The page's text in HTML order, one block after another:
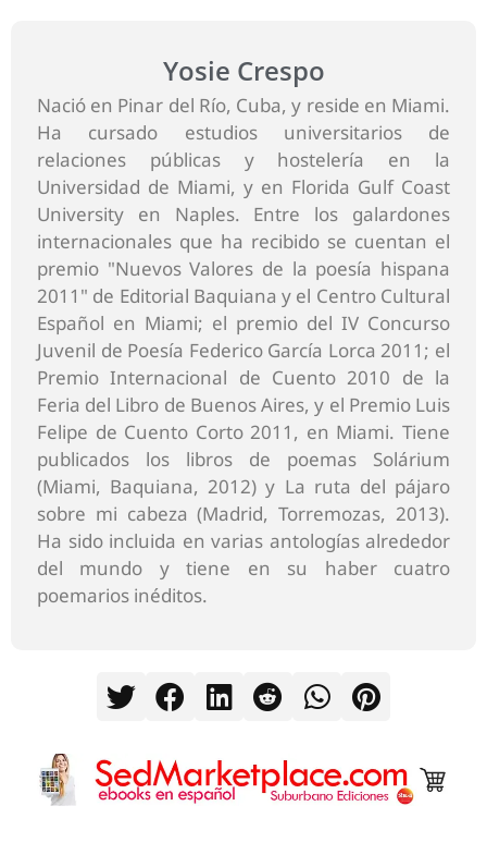
Yosie Crespo
Nació en Pinar del Río, Cuba, y reside en Miami.
Ha cursado estudios universitarios de
relaciones públicas y hostelería en la
Universidad de Miami, y en Florida Gulf Coast
University en Naples. Entre los galardones
internacionales que ha recibido se cuentan el
premio "Nuevos Valores de la poesía hispana
2011" de Editorial Baquiana y el Centro Cultural
Español en Miami; el premio del IV Concurso
Juvenil de Poesía Federico García Lorca 2011; el
Premio Internacional de Cuento 2010 de la
Feria del Libro de Buenos Aires, y el Premio Luis
Felipe de Cuento Corto 2011, en Miami. Tiene
publicados los libros de poemas Solárium
(Miami, Baquiana, 2012) y La ruta del pájaro
sobre mi cabeza (Madrid, Torremozas, 2013).
Ha sido incluida en varias antologías alrededor
del mundo y tiene en su haber cuatro
poemarios inéditos.